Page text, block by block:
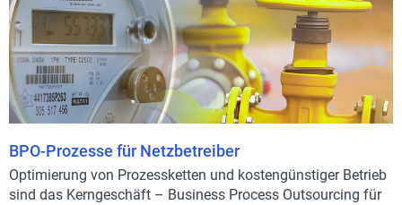
BPO-Prozesse für Netzbetreiber
Optimierung von Prozessketten und kostengünstiger Betrieb
sind das Kerngeschäft – Business Process Outsourcing für